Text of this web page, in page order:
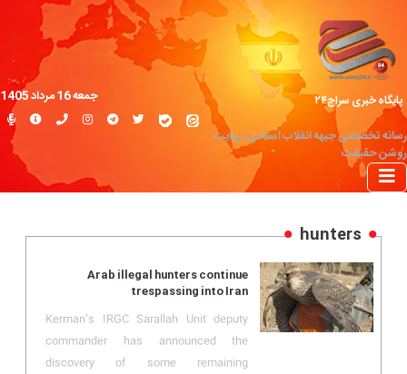
پایگاه خبری سراج۲۴
رسانه تخصصی جبهه انقلاب اسلامی؛ روایت
روشن حقیقت
جمعه 16 مرداد 1405
hunters
Arab illegal hunters continue
trespassing into Iran
Kerman’s IRGC Sarallah Unit deputy
commander has announced the
discovery of some remaining